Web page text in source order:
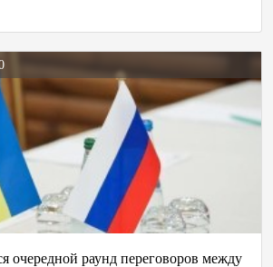
очередной раунд переговоров между